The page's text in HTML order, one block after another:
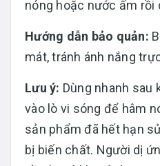
nóng hoặc nước ấm rồi
Hướng dẫn bảo quản:
mát, tránh ánh nắng
Lưu ý: Dùng nhanh sau
vào lò vi sóng để hâm
sản phẩm đã hết hạn
bị biến chất. Người dị